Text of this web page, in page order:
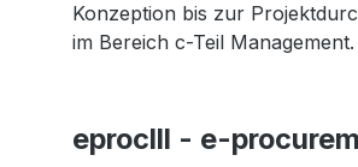
Konzeption bis zur
im Bereich c-Teil Management.
eproclll - e-